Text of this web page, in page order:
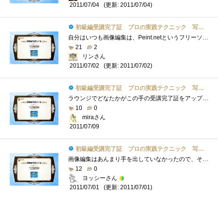
2011/07/04
(更新: 2011/07/04)
初級編受講完了証 プロの実践テクニック 写真編集編
自分はいつも画像編集は、Peint.netというフリーソフトを使っています。って言ってもモザイクかけたり画像変換するだけです。今回この初級編を�...
21
2
リンさん
2011/07/02
(更新: 2011/07/02)
初級編受講完了証 プロの実践テクニック 写真編集編
ラウンジでどなたかがこの手の受講完了証をアップされていて、よく見るけどこれってなんなんだろう…イベントで配られたソフトとかなのだろ�...
10
0
miraさん
2011/07/09
初級編受講完了証 プロの実践テクニック 写真編集編
画像編集はあんまり手を出していなかったので、それなりに参考になりました。正直、RAWデータは扱ったことがなかったのですが、普通に画像を�...
12
0
ヨッシーさん
2011/07/01
(更新: 2011/07/01)